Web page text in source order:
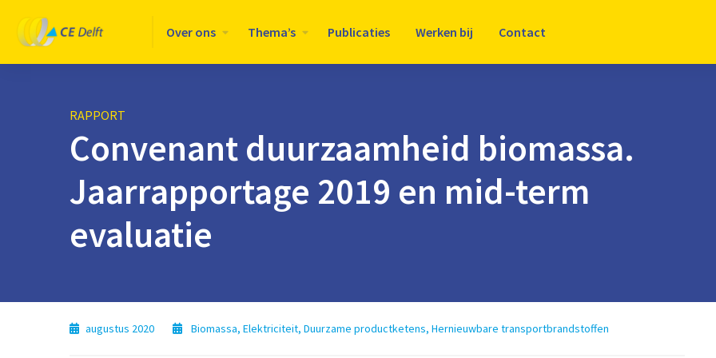
Logo
CE
Delft
Over ons Thema’s Publicaties Werken bij Contact
RAPPORT
Convenant duurzaamheid biomassa.
Jaarrapportage 2019 en mid-term
evaluatie
augustus 2020 Biomassa, Elektriciteit, Duurzame productketens, Hernieuwbare transportbrandstoffen